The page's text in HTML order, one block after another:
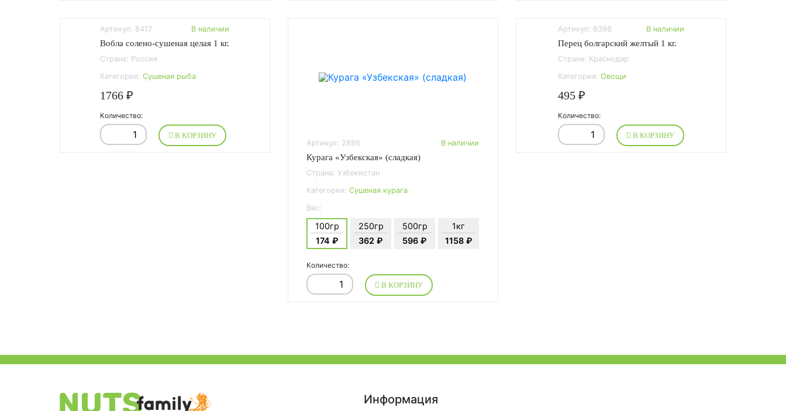
Артикул: 8417 В наличии
Вобла солено-сушеная целая 1 кг.
Страна: Россия
Категория:Сушеная рыба
1766 ₽
Количество:
В КОРЗИНУ
Артикул: 2886
В наличии
Курага «Узбекская» (сладкая)
Страна: Узбекистан
Категория:Сушеная курага
Вес:
100гр
174 ₽
250гр
362 ₽
500гр
596 ₽
1кг
1158 ₽
Количество:
В КОРЗИНУ
Артикул: 8398 В наличии
Перец болгарский желтый 1 кг.
Страна: Краснодар
Категория: Овощи
495 ₽
Количество:
В КОРЗИНУ
Информация